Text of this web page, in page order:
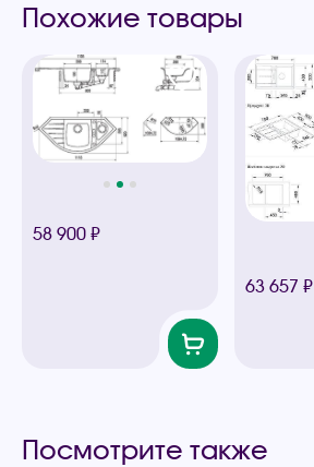
Похожие товары
58 900 ₽
63 657 ₽
Посмотрите также